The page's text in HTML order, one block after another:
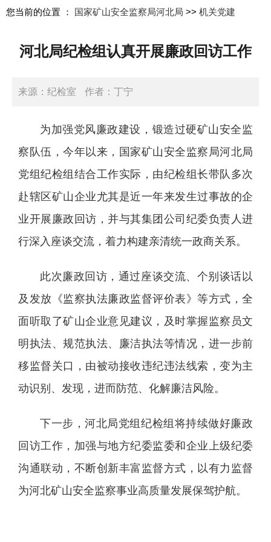
您当前的位置 ： 国家矿山安全监察局河北局 >> 机关党建
河北局纪检组认真开展廉政回访工作
来源：纪检室 作者：丁宁
为加强党风廉政建设，锻造过硬矿山安全监
察队伍，今年以来，国家矿山安全监察局河北局
党组纪检组结合工作实际，由纪检组长带队多次
赴辖区矿山企业尤其是近一年来发生过事故的企
业开展廉政回访，并与其集团公司纪委负责人进
行深入座谈交流，着力构建亲清统一政商关系。
此次廉政回访，通过座谈交流、个别谈话以
及发放《监察执法廉政监督评价表》等方式，全
面听取了矿山企业意见建议，及时掌握监察员文
明执法、规范执法、廉洁执法等情况，进一步前
移监督关口，由被动接收违纪违法线索，变为主
动识别、发现，进而防范、化解廉洁风险。
下一步，河北局党组纪检组将持续做好廉政
回访工作，加强与地方纪委监委和企业上级纪委
沟通联动，不断创新丰富监督方式，以有力监督
为河北矿山安全监察事业高质量发展保驾护航。